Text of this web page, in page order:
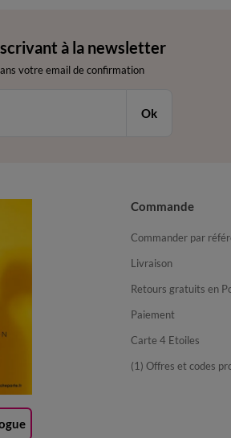
à la newsletter
votre email de confirmation
Ok
Commande
Commander par
Livraison
Retours gratuits en
Paiement
Carte 4 Etoiles
(1) Offres et codes